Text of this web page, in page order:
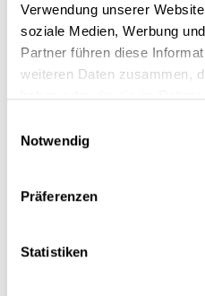
Verwendung unserer
soziale Medien, Werbung
Partner führen diese
weiteren Daten zusammen,
haben oder die sie im
Notwendig
Präferenzen
Statistiken